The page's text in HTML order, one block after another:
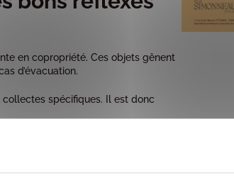
en copropriété. Ces objets gênent
d’évacuation.
spécifiques. Il est donc